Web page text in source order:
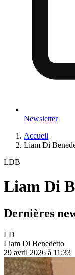
Newsletter
Accueil
Liam Di
LDB
Liam Di
Dernières
LD
Liam Di Benedetto
29 avril 2026 à 11:33